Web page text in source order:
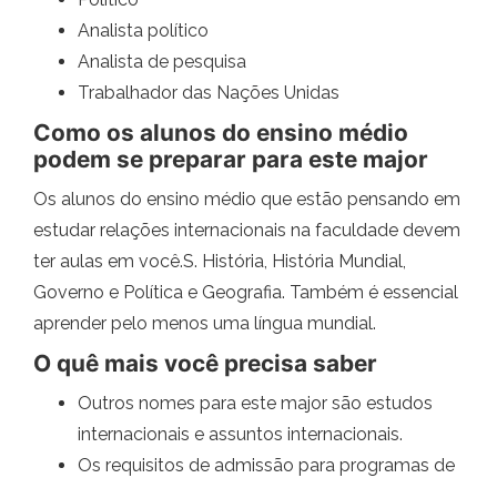
Analista político
Analista de pesquisa
Trabalhador das Nações Unidas
Como os alunos do ensino médio
podem se preparar para este major
Os alunos do ensino médio que estão pensando em
estudar relações internacionais na faculdade devem
ter aulas em você.S. História, História Mundial,
Governo e Política e Geografia. Também é essencial
aprender pelo menos uma língua mundial.
O quê mais você precisa saber
Outros nomes para este major são estudos
internacionais e assuntos internacionais.
Os requisitos de admissão para programas de